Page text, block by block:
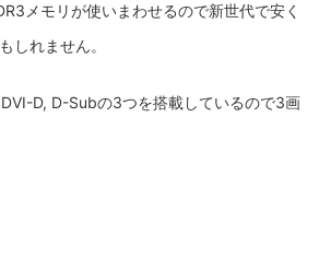
メモリが使いまわせるので新世代で安く
しれません。
D, D-Subの3つを搭載しているので3画